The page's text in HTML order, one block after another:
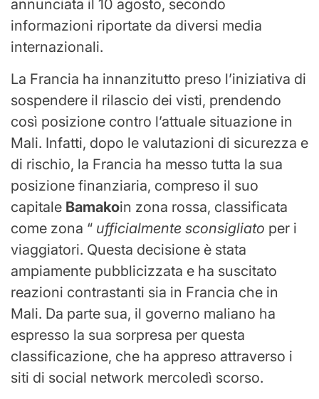
annunciata il 10 agosto, secondo
informazioni riportate da diversi media
internazionali.
La Francia ha innanzitutto preso l’iniziativa di
sospendere il rilascio dei visti, prendendo
così posizione contro l’attuale situazione in
Mali. Infatti, dopo le valutazioni di sicurezza e
di rischio, la Francia ha messo tutta la sua
posizione finanziaria, compreso il suo
capitale Bamakoin zona rossa, classificata
come zona “ ufficialmente sconsigliato per i
viaggiatori. Questa decisione è stata
ampiamente pubblicizzata e ha suscitato
reazioni contrastanti sia in Francia che in
Mali. Da parte sua, il governo maliano ha
espresso la sua sorpresa per questa
classificazione, che ha appreso attraverso i
siti di social network mercoledì scorso.